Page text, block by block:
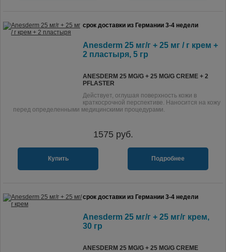
срок доставки из Германии 3-4 недели
Anesderm 25 мг/г + 25 мг / г крем +
2 пластыря, 5 гр
ANESDERM 25 MG/G + 25 MG/G CREME + 2
PFLASTER
Действует, оглушая поверхность кожи в
краткосрочной перспективе. Наносится на кожу
перед определенными медицинскими процедурами.
1575 руб.
Купить Подробнее
срок доставки из Германии 3-4 недели
Anesderm 25 мг/г + 25 мг/г крем,
30 гр
ANESDERM 25 MG/G + 25 MG/G CREME